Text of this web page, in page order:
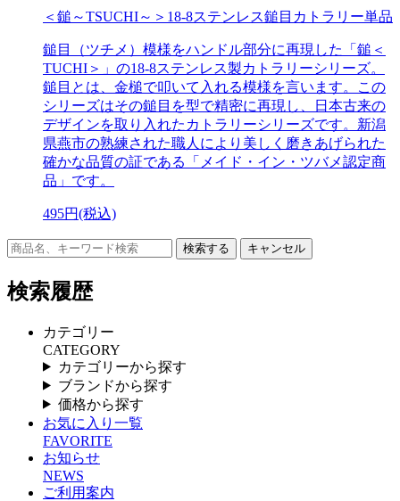
＜鎚～TSUCHI～＞18-8ステンレス鎚目カトラリー単品
鎚目（ツチメ）模様をハンドル部分に再現した「鎚＜
TUCHI＞」の18-8ステンレス製カトラリーシリーズ。
鎚目とは、金槌で叩いて入れる模様を言います。この
シリーズはその鎚目を型で精密に再現し、日本古来の
デザインを取り入れたカトラリーシリーズです。新潟
県燕市の熟練された職人により美しく磨きあげられた
確かな品質の証である「メイド・イン・ツバメ認定商
品」です。
495円(税込)
キャンセル
検索履歴
カテゴリー
CATEGORY
カテゴリーから探す
ブランドから探す
価格から探す
お気に入り一覧
FAVORITE
お知らせ
NEWS
ご利用案内